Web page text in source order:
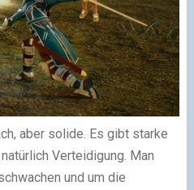
aber solide. Es gibt starke
Verteidigung. Man
und um die